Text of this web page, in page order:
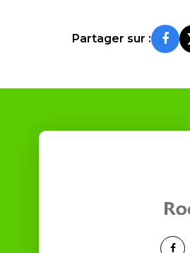
Partager sur :